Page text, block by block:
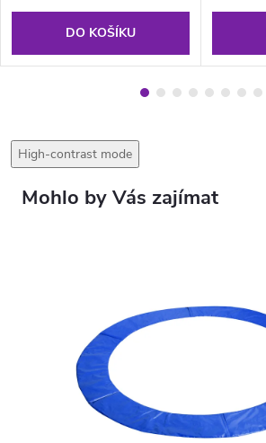
DO KOŠÍKU
High-contrast mode